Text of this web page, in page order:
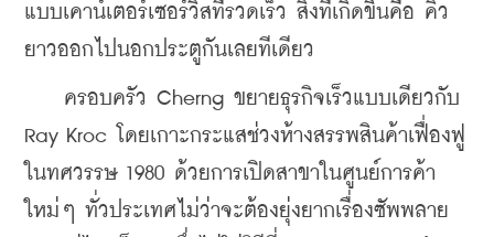
แบบเคาน์เตอร์เซอร์วิสที่รวดเร็ว สิ่งที่เกิดขึ้นคือ คิว
ยาวออกไปนอกประตูกันเลยทีเดียว
ครอบครัว Cherng ขยายธุรกิจเร็วแบบเดียวกับ
Ray Kroc โดยเกาะกระแสช่วงห้างสรรพสินค้าเฟื่องฟู
ในทศวรรษ 1980 ด้วยการเปิดสาขาในศูนย์การค้า
ใหม่ๆ ทั่วประเทศไม่ว่าจะต้องยุ่งยากเรื่องซัพพลาย